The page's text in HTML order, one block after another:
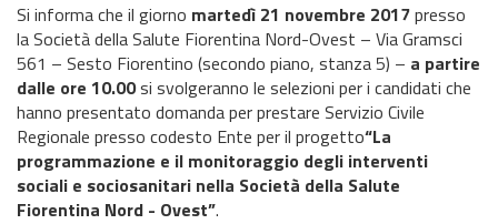
Si informa che il giorno martedì 21 novembre 2017presso
la Società della Salute Fiorentina Nord-Ovest – Via Gramsci
561 – Sesto Fiorentino (secondo piano, stanza 5) – a partire
dalle ore 10.00si svolgeranno le selezioni per i candidati che
hanno presentato domanda per prestare Servizio Civile
Regionale presso codesto Ente per il progetto“La
programmazione e il monitoraggio degli interventi
sociali e sociosanitari nella Società della Salute
Fiorentina Nord - Ovest”.